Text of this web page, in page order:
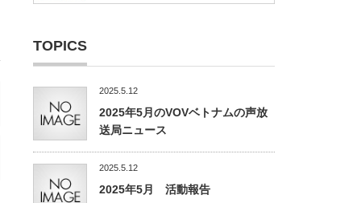
TOPICS
2025.5.12
2025年5月のVOVベトナムの声放
送局ニュース
2025.5.12
2025年5月 活動報告